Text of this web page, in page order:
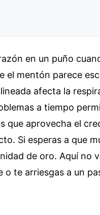
en un puño
el mentón parece
afecta la
a tiempo
que aprovecha el
Si esperas a que
de oro. Aquí no
o te arriesgas a un